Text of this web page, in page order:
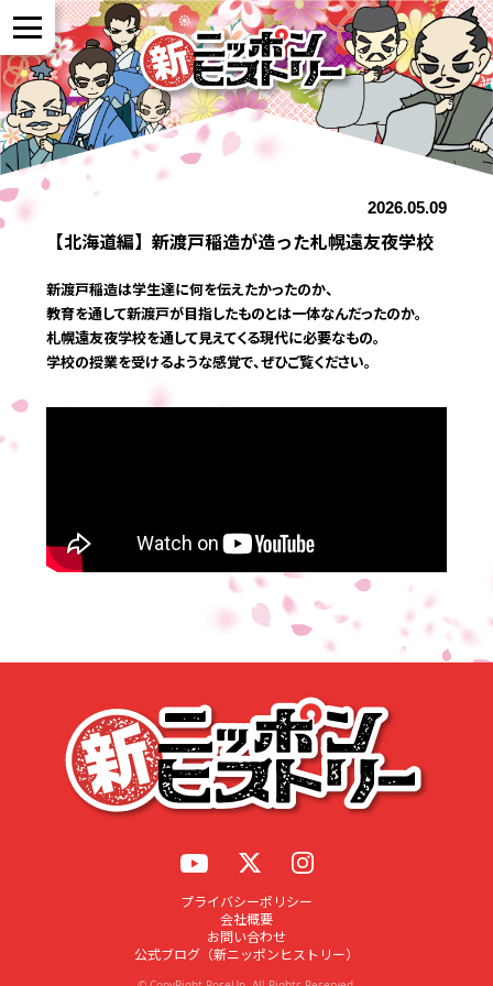
NEWS
参加者の声
全国展開について
応募する
2026.05.09
【北海道編】新渡戸稲造が造った札幌遠友夜学校
新渡戸稲造は学生達に何を伝えたかったのか、
教育を通して新渡戸が目指したものとは一体なんだったのか。
札幌遠友夜学校を通して見えてくる現代に必要なもの。
学校の授業を受けるような感覚で、ぜひご覧ください。
プライバシーポリシー
会社概要
お問い合わせ
公式ブログ（新ニッポンヒストリー）